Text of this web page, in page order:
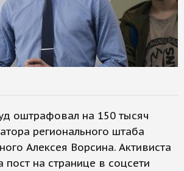
оштрафовал на 150 тысяч
регионального штаба
Алексея Ворсина. Активиста
на странице в соцсети